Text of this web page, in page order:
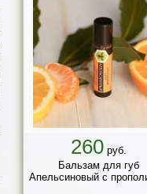
260руб.
Бальзам для губ
Апельсиновый с